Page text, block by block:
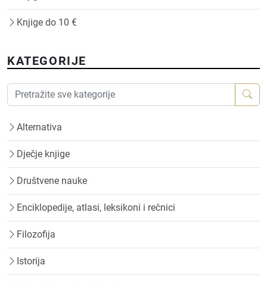
Knjige do 10 €
KATEGORIJE
Alternativa
Dječje knjige
Društvene nauke
Enciklopedije, atlasi, leksikoni i rečnici
Filozofija
Istorija